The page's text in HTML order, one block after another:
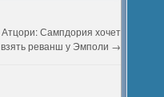
Атцори: Сампдория хочет
взять реванш у Эмполи →